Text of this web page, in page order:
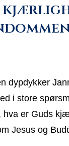
dypdykker
i store
hva er Guds
Jesus og